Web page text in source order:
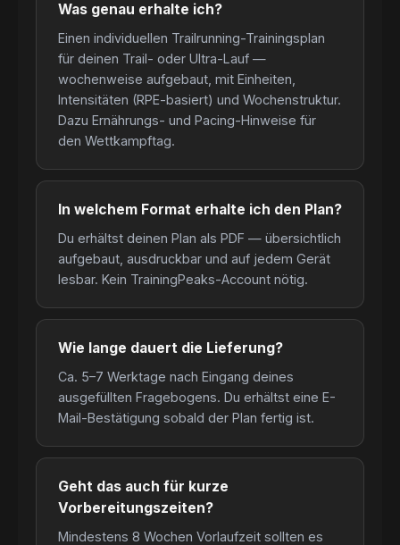
Was genau erhalte ich?
Einen individuellen Trailrunning-Trainingsplan
für deinen Trail- oder Ultra-Lauf —
wochenweise aufgebaut, mit Einheiten,
Intensitäten (RPE-basiert) und Wochenstruktur.
Dazu Ernährungs- und Pacing-Hinweise für
den Wettkampftag.
In welchem Format erhalte ich den Plan?
Du erhältst deinen Plan als PDF — übersichtlich
aufgebaut, ausdruckbar und auf jedem Gerät
lesbar. Kein TrainingPeaks-Account nötig.
Wie lange dauert die Lieferung?
Ca. 5–7 Werktage nach Eingang deines
ausgefüllten Fragebogens. Du erhältst eine E-
Mail-Bestätigung sobald der Plan fertig ist.
Geht das auch für kurze
Vorbereitungszeiten?
Mindestens 8 Wochen Vorlaufzeit sollten es